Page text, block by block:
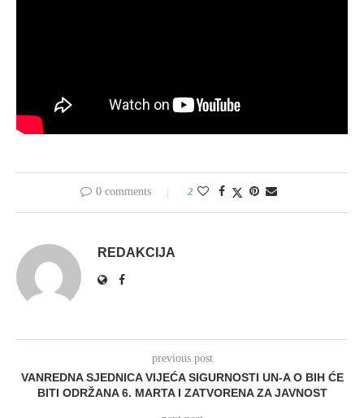
0 comments 2
REDAKCIJA
previous post
VANREDNA SJEDNICA VIJEĆA SIGURNOSTI UN-A O BIH ĆE
BITI ODRŽANA 6. MARTA I ZATVORENA ZA JAVNOST